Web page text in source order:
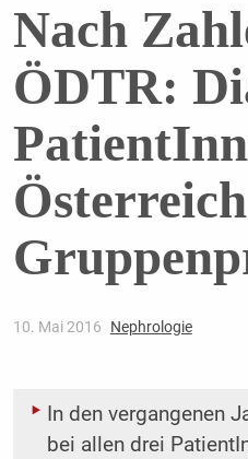
Nach
ÖDTR:
10. Mai 2016 Nephrologie
In den vergangenen
bei allen drei